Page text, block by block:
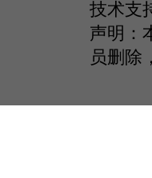
技术支
声明：
员删除